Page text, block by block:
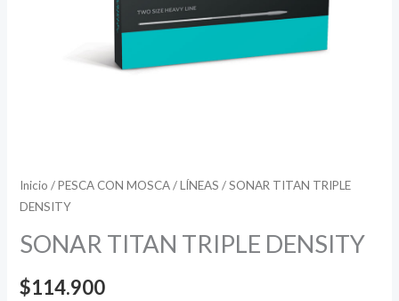
Inicio /PESCA CON MOSCA/LÍNEAS / SONAR TITAN TRIPLE
DENSITY
SONAR TITAN TRIPLE DENSITY
$114.900